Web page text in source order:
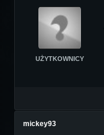
UŻYTKOWNICY
mickey93